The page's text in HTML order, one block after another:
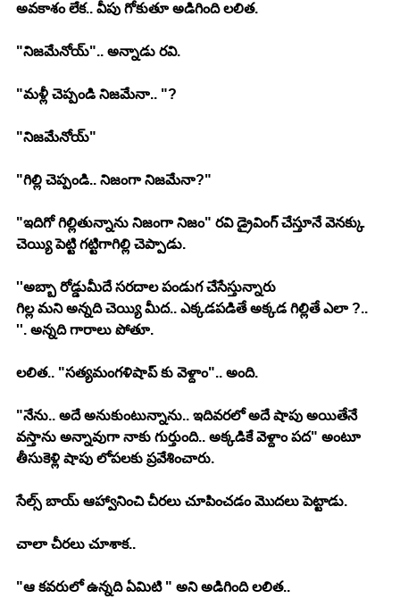
అవకాశం లేక.. వీపు గోకుతూ అడిగింది లలిత.
"నిజమేనోయ్".. అన్నాడు రవి.
"మళ్లీ చెప్పండి నిజమేనా.. "?
"నిజమేనోయ్"
"గిల్లి చెప్పండి.. నిజంగా నిజమేనా?"
"ఇదిగో గిల్లితున్నాను నిజంగా నిజం" రవి డ్రైవింగ్ చేస్తూనే వెనక్కు
చెయ్యి పెట్టి గట్టిగాగిల్లి చెప్పాడు.
''అబ్బా రోడ్డుమీదే సరదాల పండుగ చేసేస్తున్నారు
గిల్ల మని అన్నది చెయ్యి మీద.. ఎక్కడపడితే అక్కడ గిల్లితే ఎలా ?..
''. అన్నది గారాలు పోతూ.
లలిత.. "సత్యమంగళిషాప్ కు వెళ్దాం".. అంది.
"నేను.. అదే అనుకుంటున్నాను.. ఇదివరలో అదే షాపు అయితేనే
వస్తాను అన్నావుగా నాకు గుర్తుంది.. అక్కడికే వెళ్దాం పద" అంటూ
తీసుకెళ్లి షాపు లోపలకు ప్రవేశించారు.
సేల్స్ బాయ్ ఆహ్వానించి చీరలు చూపించడం మొదలు పెట్టాడు.
చాలా చీరలు చూశాక..
"ఆ కవరులో ఉన్నది ఏమిటి " అని అడిగింది లలిత..